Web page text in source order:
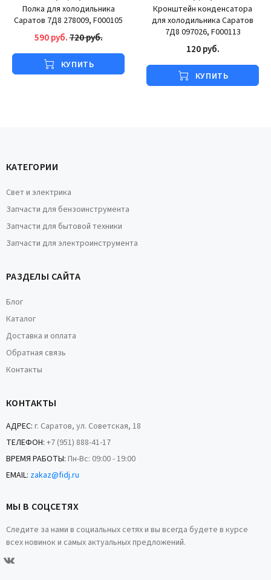
Полка для холодильника
Саратов 7Д8 278009, F000105
590 руб.720 руб.
КУПИТЬ
Кронштейн конденсатора
для холодильника Саратов
7Д8 097026, F000113
120 руб.
КУПИТЬ
КАТЕГОРИИ
Свет и электрика
Запчасти для бензоинструмента
Запчасти для бытовой техники
Запчасти для электроинструмента
РАЗДЕЛЫ САЙТА
Блог
Каталог
Доставка и оплата
Обратная связь
Контакты
КОНТАКТЫ
АДРЕС: г. Саратов, ул. Советская, 18
ТЕЛЕФОН: +7 (951) 888-41-17
ВРЕМЯ РАБОТЫ: Пн-Вс: 09:00 - 19:00
EMAIL: zakaz@fidj.ru
МЫ В СОЦСЕТЯХ
Следите за нами в социальных сетях и вы всегда будете в курсе
всех новинок и самых актуальных предложений.